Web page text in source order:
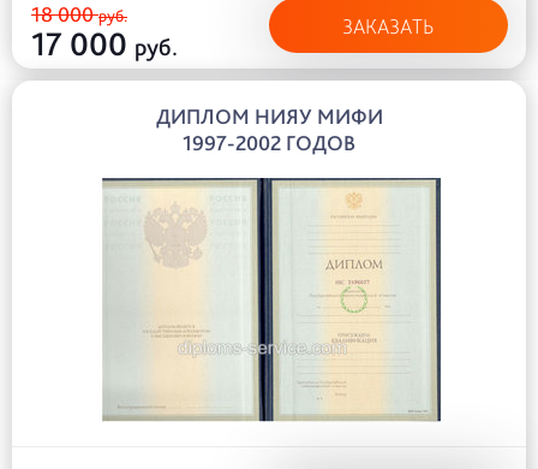
18 000руб.
17 000 руб.
ЗАКАЗАТЬ
ДИПЛОМ НИЯУ МИФИ
1997-2002 ГОДОВ